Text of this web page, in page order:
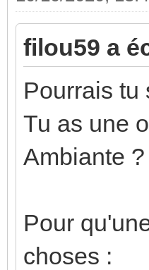
filou59 a
Pourrais tu
Tu as une
Ambiante ?
Pour
choses :